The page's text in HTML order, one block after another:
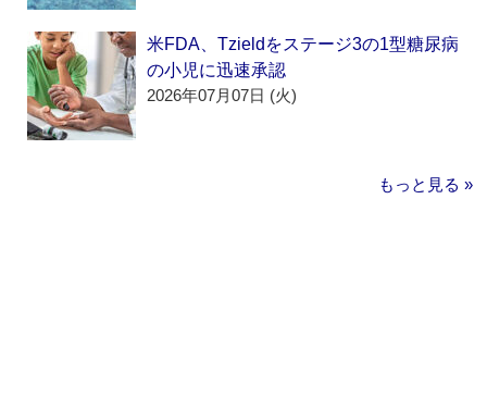
米FDA、Tzieldをステージ3の1型糖尿病
の小児に迅速承認
2026年07月07日 (火)
もっと見る »